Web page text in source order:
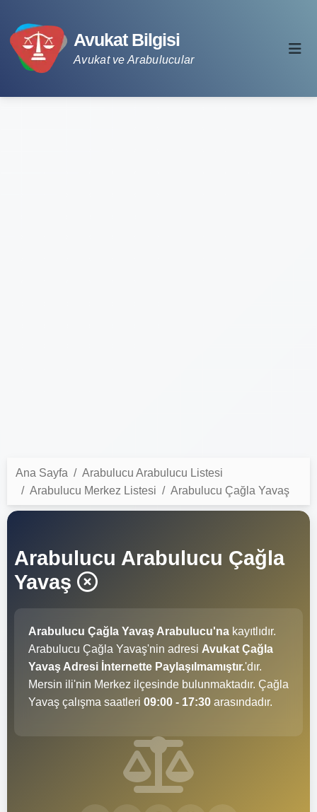
Avukat Bilgisi
Avukat ve Arabulucular
Ana Sayfa
Arabulucu Arabulucu Listesi
Arabulucu Merkez Listesi
Arabulucu Çağla Yavaş
Arabulucu Arabulucu Çağla
Yavaş
Arabulucu Çağla Yavaş Arabulucu'na kayıtlıdır.
Arabulucu Çağla Yavaş'nin adresi Avukat Çağla
Yavaş Adresi İnternette Paylaşılmamıştır.'dır.
Mersin ili'nin Merkez ilçesinde bulunmaktadır. Çağla
Yavaş çalışma saatleri 09:00 - 17:30 arasındadır.